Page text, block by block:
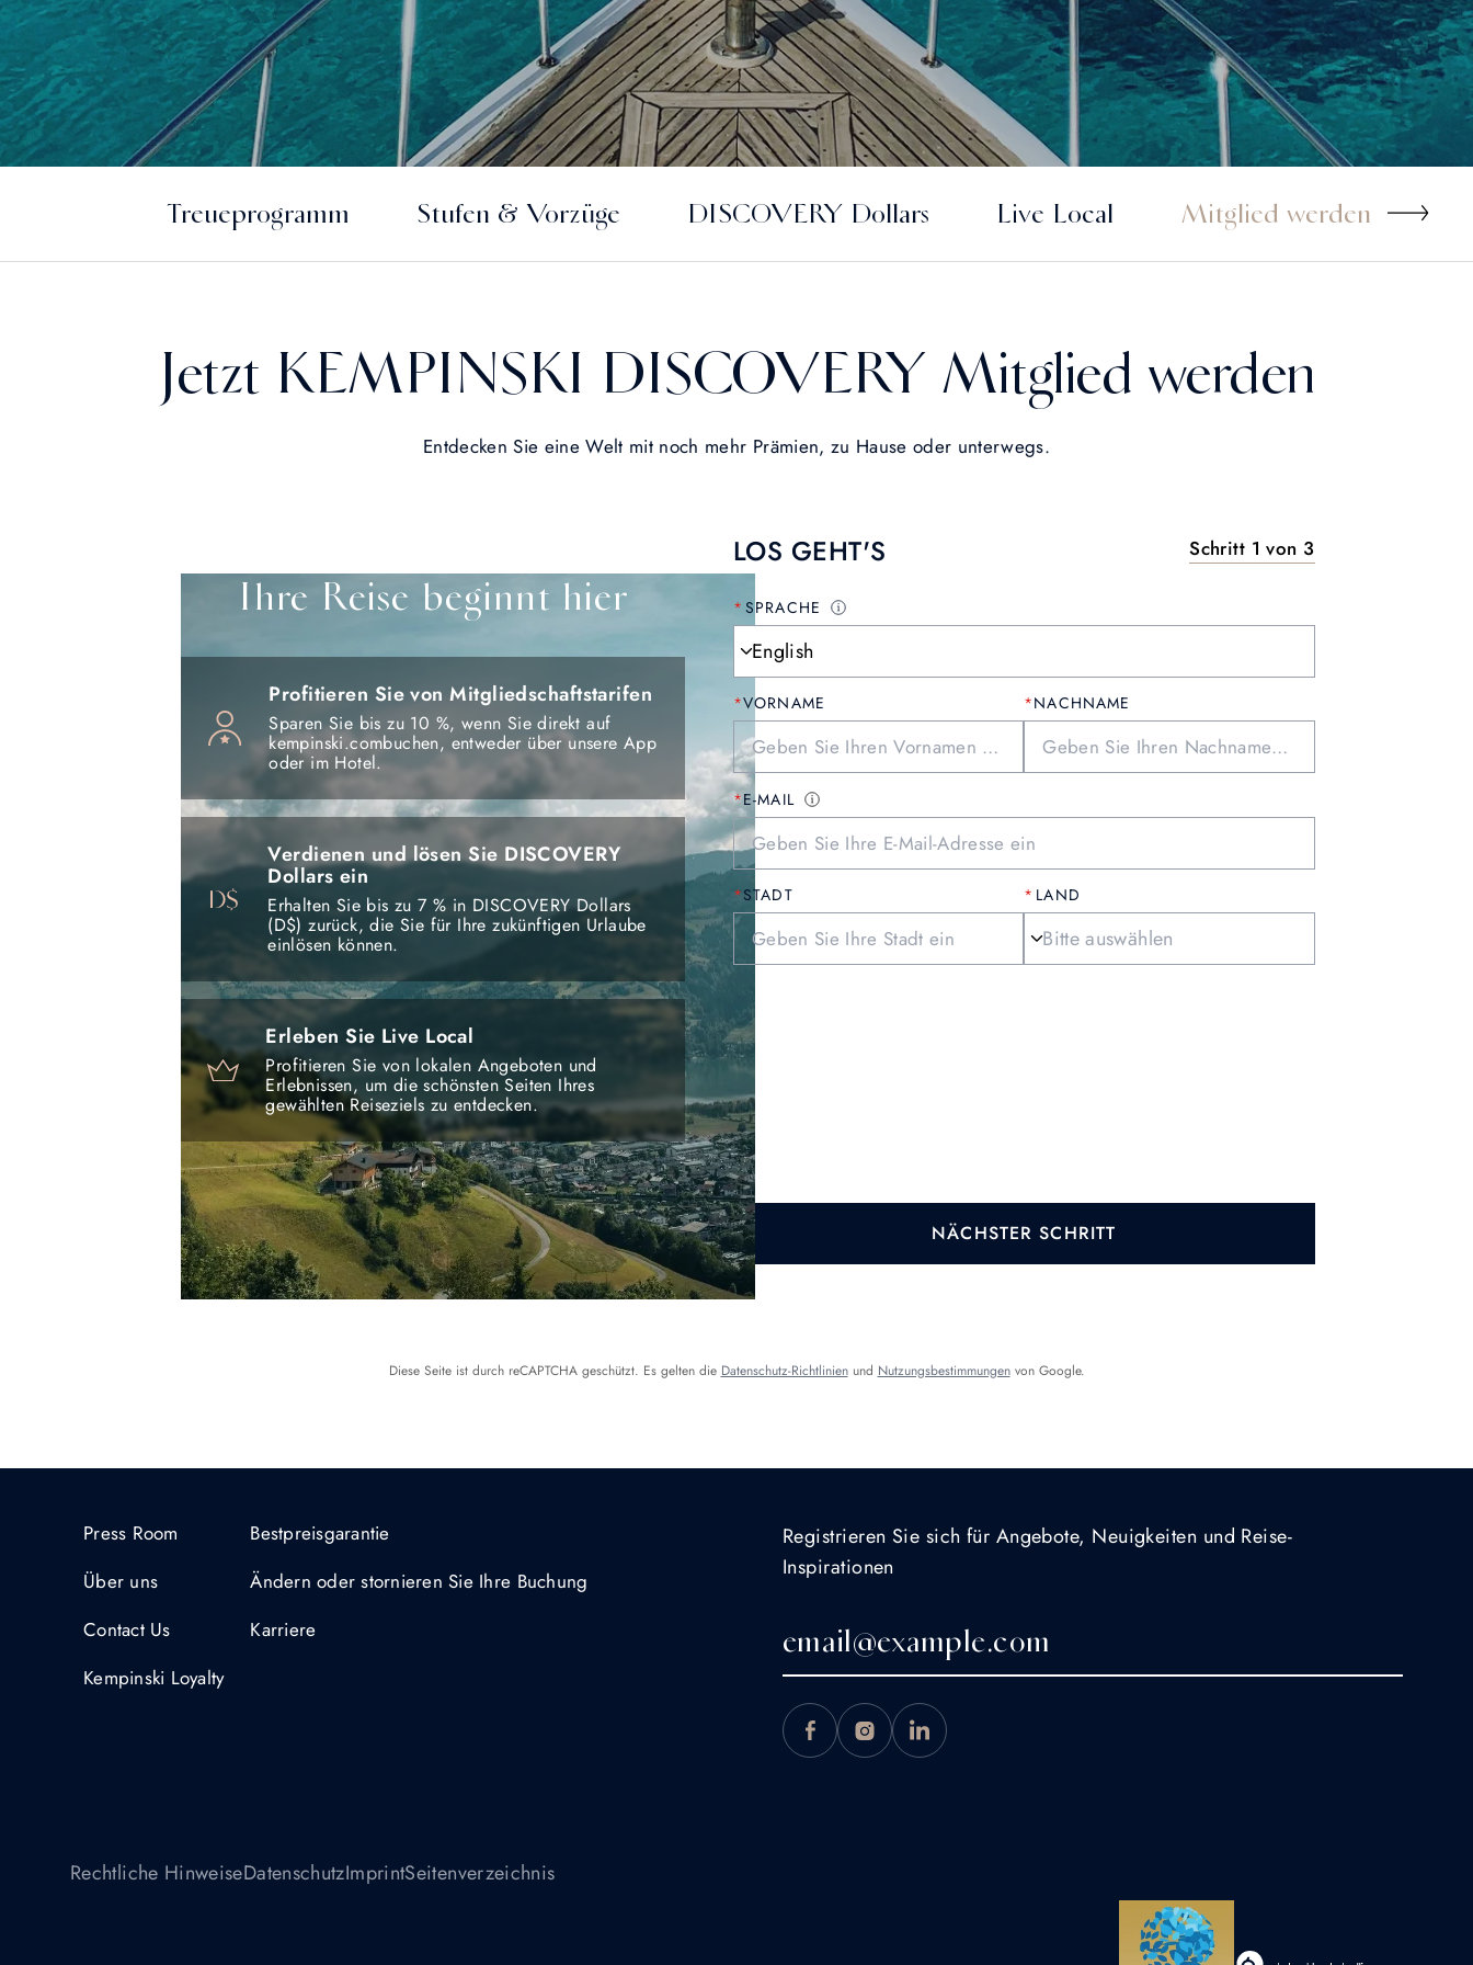
Treueprogramm Stufen & Vorzüge DISCOVERY Dollars Live Local Mitglied werden
Jetzt KEMPINSKI DISCOVERY Mitglied werden
Entdecken Sie eine Welt mit noch mehr Prämien, zu Hause oder unterwegs.
Ihre Reise beginnt hier
Profitieren Sie von Mitgliedschaftstarifen
Sparen Sie bis zu 10 %, wenn Sie direkt auf
kempinski.combuchen, entweder über unsere App
oder im Hotel.
Verdienen und lösen Sie DISCOVERY
Dollars ein
Erhalten Sie bis zu 7 % in DISCOVERY Dollars
(D$) zurück, die Sie für Ihre zukünftigen Urlaube
einlösen können.
Erleben Sie Live Local
Profitieren Sie von lokalen Angeboten und
Erlebnissen, um die schönsten Seiten Ihres
gewählten Reiseziels zu entdecken.
LOS GEHT'S Schritt 1 von 3
SPRACHE
VORNAME NACHNAME
E-MAIL
STADT LAND
NÄCHSTER SCHRITT
Diese Seite ist durch reCAPTCHA geschützt. Es gelten die Datenschutz-Richtlinienund Nutzungsbestimmungenvon Google.
Press Room
Über uns
Contact Us
Kempinski Loyalty
Bestpreisgarantie
Ändern oder stornieren Sie Ihre Buchung
Karriere
Registrieren Sie sich für Angebote, Neuigkeiten und Reise-
Inspirationen
Rechtliche HinweiseDatenschutzImprintSeitenverzeichnis